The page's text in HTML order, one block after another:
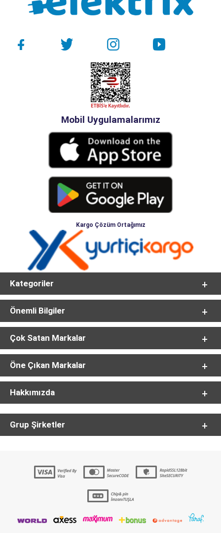
Mobil Uygulamalarımız
Kargo Çözüm Ortağımız
Kategoriler
Önemli Bilgiler
Çok Satan Markalar
Öne Çıkan Markalar
Hakkımızda
Grup Şirketler